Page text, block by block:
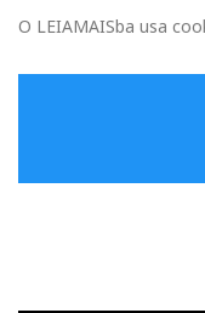
O LEIAMAISba usa